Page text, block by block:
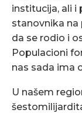
institucija, ali i
stanovnika na
da se rodio i
Populacioni
nas sada ima
U našem